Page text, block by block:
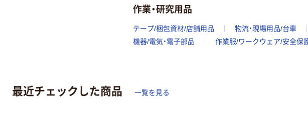
作業・研究用品
テープ/梱包資材/店舗用品 物流・現場用品/台車
機器/電気・電子部品
作業服/ワークウェア/安全保
最近チェックした商品 一覧を見る